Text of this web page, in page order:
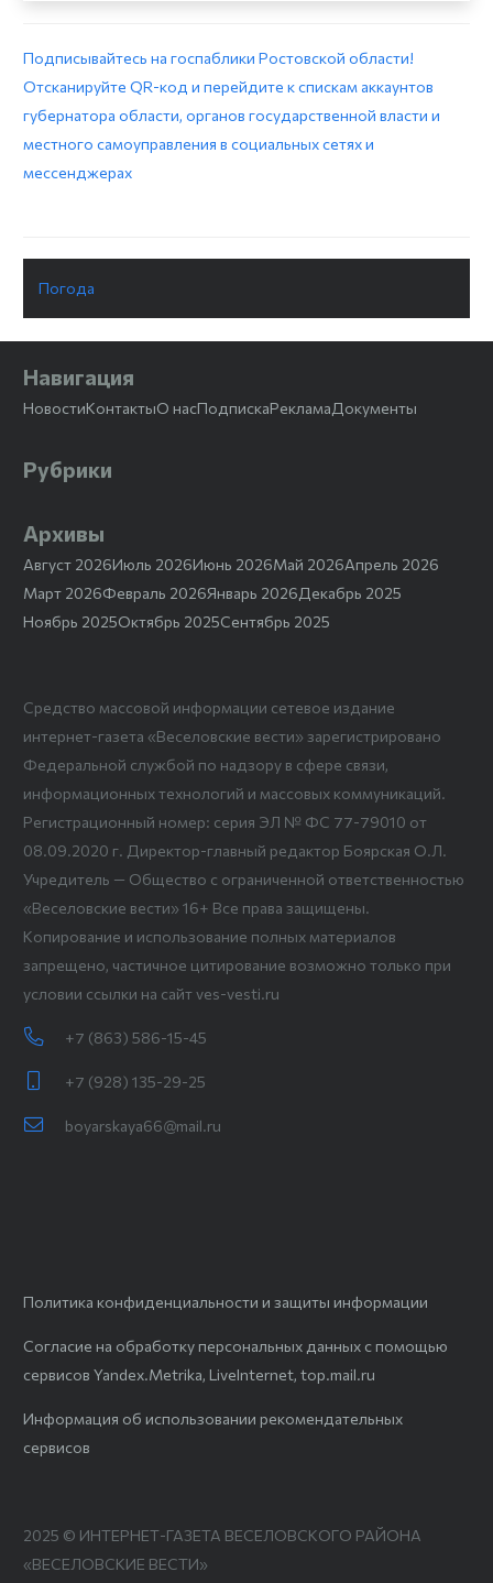
Подписывайтесь на госпаблики Ростовской области!
Отсканируйте QR-код и перейдите к спискам аккаунтов
губернатора области, органов государственной власти и
местного самоуправления в социальных сетях и
мессенджерах
Погода
Навигация
НовостиКонтактыО насПодпискаРекламаДокументы
Рубрики
Архивы
Август 2026Июль 2026Июнь 2026Май 2026Апрель 2026
Март 2026Февраль 2026Январь 2026Декабрь 2025
Ноябрь 2025Октябрь 2025Сентябрь 2025
Средство массовой информации сетевое издание
интернет-газета «Веселовские вести» зарегистрировано
Федеральной службой по надзору в сфере связи,
информационных технологий и массовых коммуникаций.
Регистрационный номер: серия ЭЛ № ФС 77-79010 от
08.09.2020 г. Директор-главный редактор Боярская О.Л.
Учредитель — Общество с ограниченной ответственностью
«Веселовские вести» 16+ Все права защищены.
Копирование и использование полных материалов
запрещено, частичное цитирование возможно только при
условии ссылки на сайт ves-vesti.ru
+7 (863) 586-15-45
+7 (928) 135-29-25
boyarskaya66@mail.ru
Политика конфиденциальности и защиты информации
Согласие на обработку персональных данных с помощью
сервисов Yandex.Metrika, LiveInternet, top.mail.ru
Информация об использовании рекомендательных
сервисов
2025 © ИНТЕРНЕТ-ГАЗЕТА ВЕСЕЛОВСКОГО РАЙОНА
«ВЕСЕЛОВСКИЕ ВЕСТИ»